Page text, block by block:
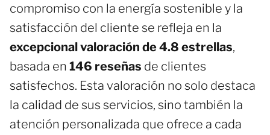
compromiso con la energía sostenible y la
satisfacción del cliente se refleja en la
excepcional valoración de 4.8 estrellas,
basada en 146 reseñas de clientes
satisfechos. Esta valoración no solo destaca
la calidad de sus servicios, sino también la
atención personalizada que ofrece a cada